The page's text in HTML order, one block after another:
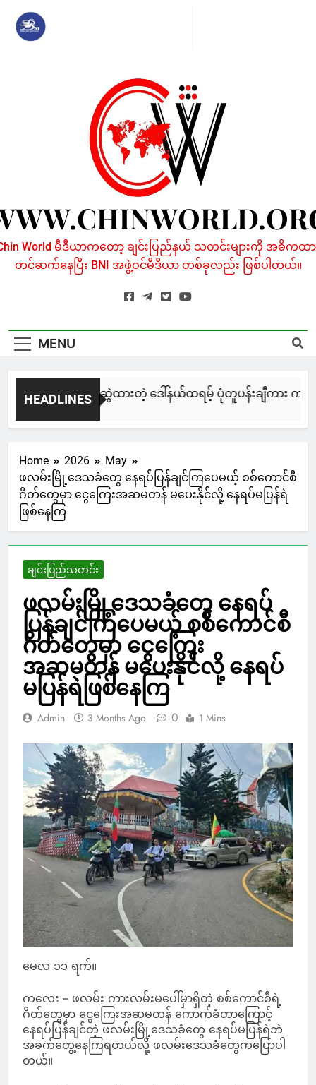
content
World မီဒီယာကတော့ ချင်းပြည်နယ် သတင်းများကို အဓိကထာ
တင်ဆက်နေပြီး BNI အဖွဲ့ဝင်မီဒီယာ တစ်ခုလည်း ဖြစ်ပါတယ်။
MENU
HEADLINES
မြင်းချေးနဲ့ ရေးဆွဲထားတဲ့ ဒေါ်နယ်ထရမ့် ပုံတူပန်းချီကား ကနေဒ
2 Days Ago
Home 2026
May
ဖလမ်းမြို့ဒေသခံတွေ နေရပ်ပြန်ချင်ကြပေမယ့် စစ်ကောင်စီ
ဂိတ်တွေမှာ ငွေကြေးအဆမတန် မပေးနိုင်လို့ နေရပ်မပြန်ရဲ
ဖြစ်နေကြ
ချင်းပြည်သတင်း
ဖလမ်းမြို့ဒေသခံတွေ နေရပ်
ပြန်ချင်ကြပေမယ့် စစ်ကောင်စီ
ဂိတ်တွေမှာ ငွေကြေး
အဆမတန် မပေးနိုင်လို့ နေရပ်
မပြန်ရဲဖြစ်နေကြ
Admin 3 Months Ago 0 1 Mins
မေလ ၁၁ ရက်။
ကလေး – ဖလမ်း ကားလမ်းမပေါ်မှာရှိတဲ့ စစ်ကောင်စီရဲ့
ဂိတ်တွေမှာ ငွေကြေးအဆမတန် ကောက်ခံတာကြောင့်
နေရပ်ပြန်ချင်တဲ့ ဖလမ်းမြို့ဒေသခံတွေ နေရပ်မပြန်ရဲဘဲ
အခက်တွေ့နေကြရတယ်လို့ ဖလမ်းဒေသခံတွေကပြောပါ
တယ်။